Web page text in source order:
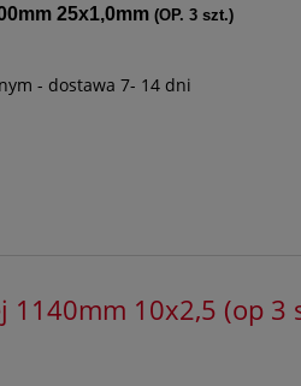
25x1,0mm (OP. 3 szt.)
- dostawa 7- 14 dni
1140mm 10x2,5 (op 3